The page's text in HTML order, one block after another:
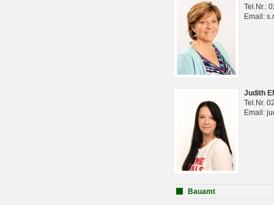
Tel.Nr.:
Email:
Judith
Tel.Nr.
Email:
Bauamt